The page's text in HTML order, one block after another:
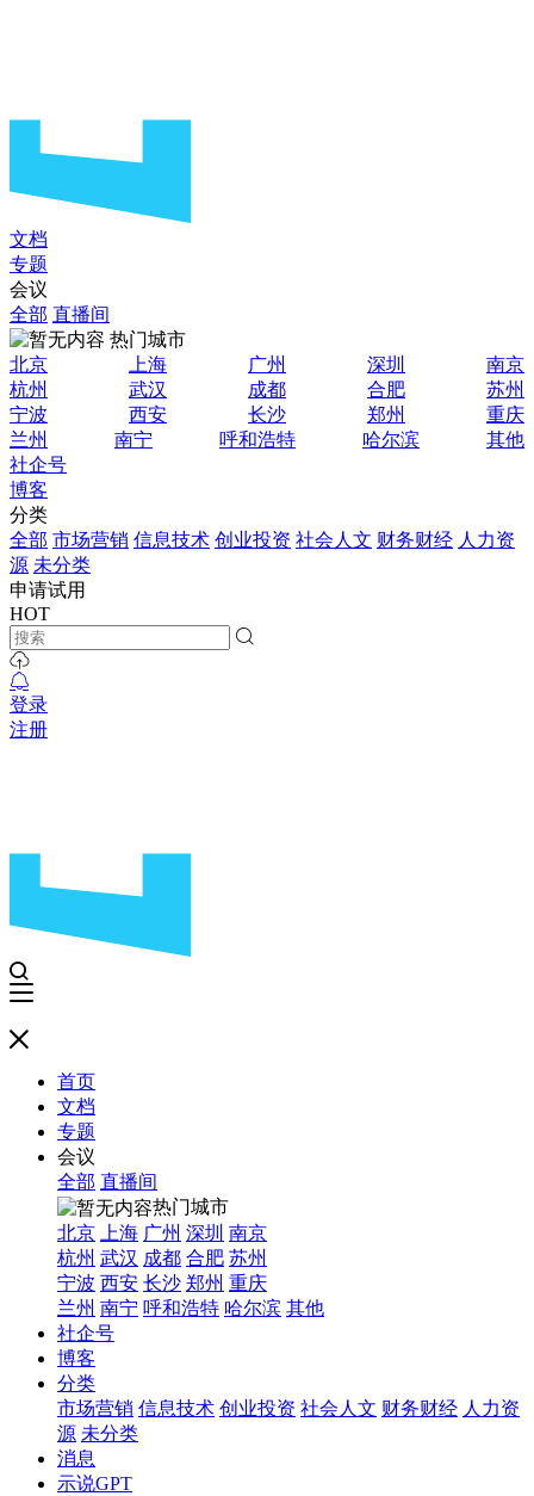
文档
专题
会议
全部 直播间
热门城市
北京
上海 广州 深圳
南京
杭州
武汉 成都 合肥
苏州
宁波
西安 长沙 郑州
重庆
兰州
南宁 呼和浩特 哈尔滨
其他
社企号
博客
分类
全部 市场营销 信息技术 创业投资 社会人文 财务财经 人力资
源 未分类
申请试用
HOT
登录
注册
首页
文档
专题
会议
全部 直播间
热门城市
北京
上海 广州 深圳 南京
杭州 武汉 成都 合肥 苏州
宁波 西安 长沙 郑州 重庆
兰州 南宁 呼和浩特 哈尔滨 其他
社企号
博客
分类
市场营销 信息技术 创业投资 社会人文 财务财经 人力资
源 未分类
消息
示说GPT